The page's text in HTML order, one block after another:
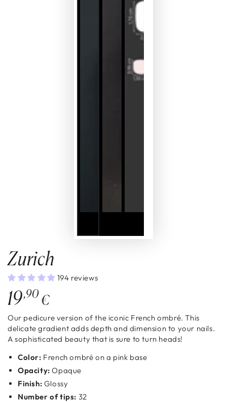
Zurich
194 reviews
Regular
price
19,90€
Our pedicure version of the iconic French ombré. This
delicate gradient adds depth and dimension to your nails.
A sophisticated beauty that is sure to turn heads!
Color: French ombré on a pink base
Opacity: Opaque
Finish: Glossy
Number of tips: 32